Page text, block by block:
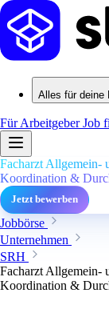
Alles für deine
Für ArbeitgeberJob
Facharzt Allgemein-
Koordination &
Jetzt bewerben
Jobbörse
Unternehmen
SRH
Facharzt Allgemein-
Koordination &